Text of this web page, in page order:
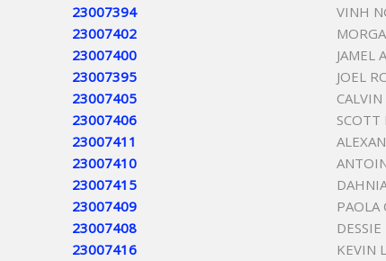
23007394
VINH
23007402
23007400
JAMEL
23007395
JOEL
23007405
23007406
SCOTT
23007411
23007410
23007415
23007409
PAOLA
23007408
23007416
KEVIN